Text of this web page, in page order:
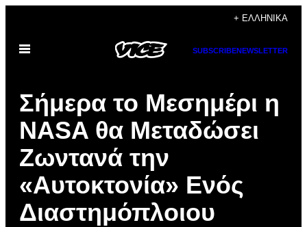
περιεχόμενο
+ ΕΛΛΗΝΙΚΆ
Ανοίξτε
SUBSCRIBENEWSLETTER
Σήμερα το Μεσημέρι η
NASA θα Μεταδώσει
Ζωντανά την
«Αυτοκτονία» Ενός
Διαστημόπλοιου